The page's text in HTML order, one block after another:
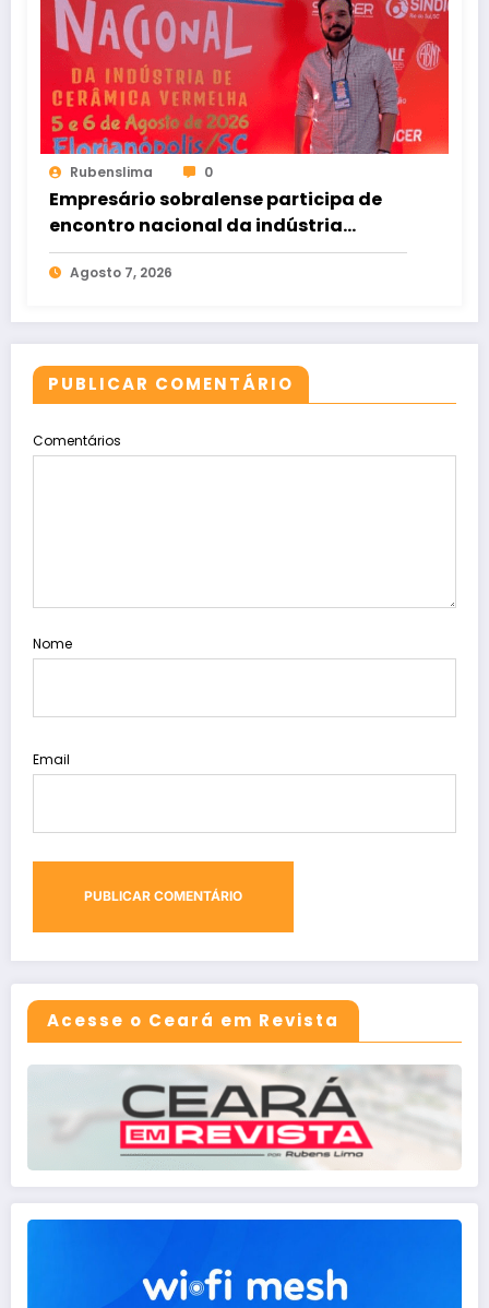
Rubenslima 0
Empresário sobralense participa de
encontro nacional da indústria
cerâmica em Florianópolis
Agosto 7, 2026
PUBLICAR COMENTÁRIO
Comentários
Nome
Email
Acesse o Ceará em Revista